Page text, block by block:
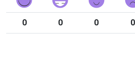
0 0 0 0